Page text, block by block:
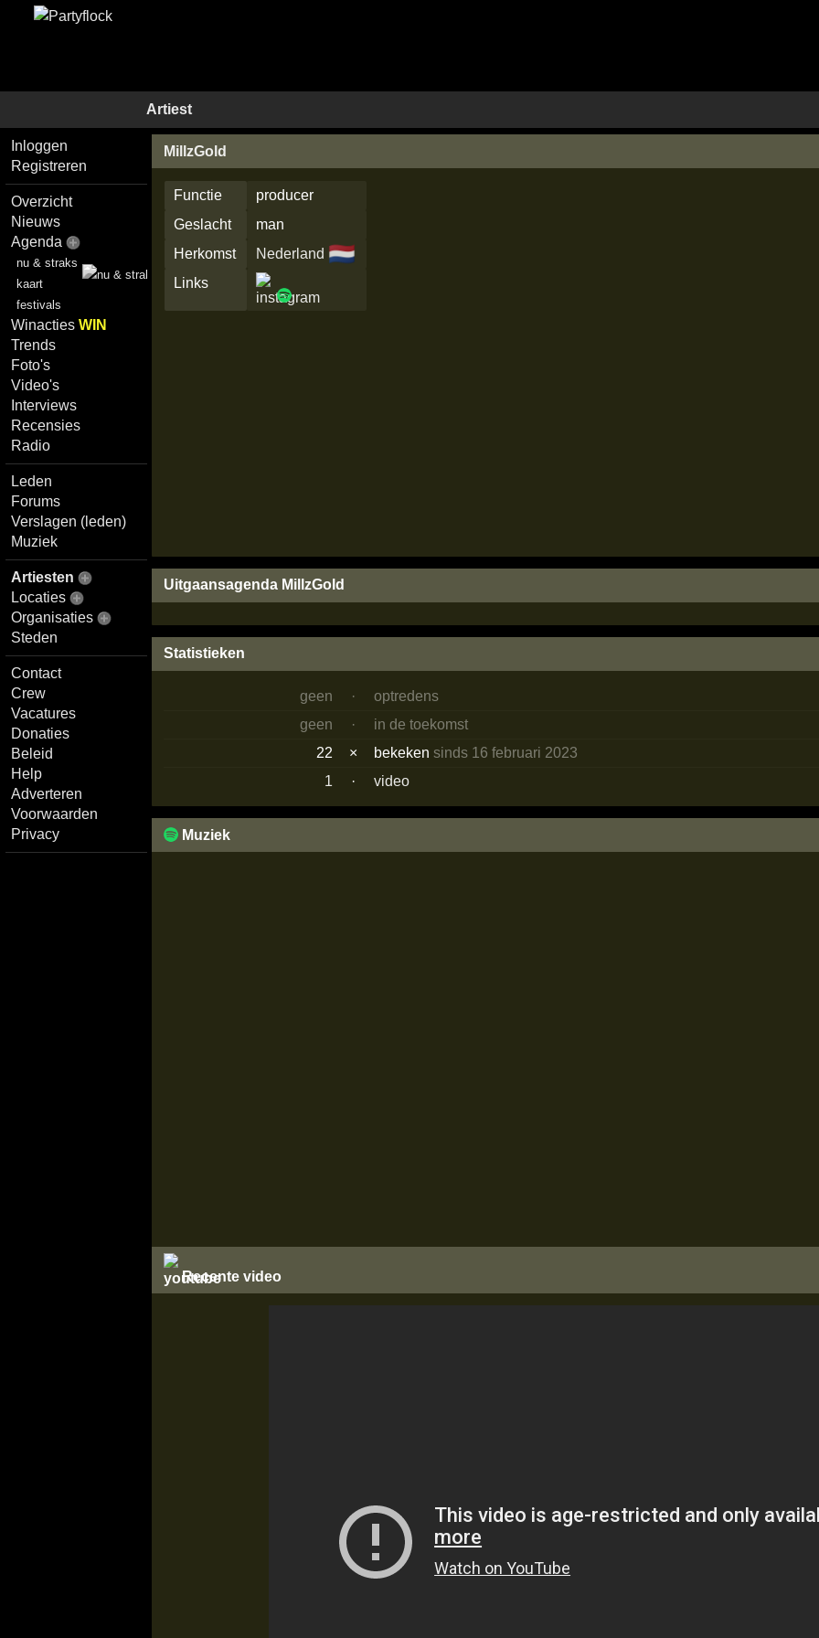
Artiest
Inloggen
Registreren
Overzicht
Nieuws
Agenda
nu & straks
kaart
festivals
WinactiesWIN
Trends
Foto's
Video's
Interviews
Recensies
Radio
Leden
Forums
Verslagen (leden)
Muziek
Artiesten
Locaties
Organisaties
Steden
Contact
Crew
Vacatures
Donaties
Beleid
Help
Adverteren
Voorwaarden
Privacy
MillzGold
Functie
producer
Geslacht
man
Herkomst
Nederland 🇳🇱
Links
Uitgaansagenda MillzGold
Statistieken
geen ·
optredens
geen
·
in de toekomst
22
× bekekensinds 16 februari 2023
1
· video
Muziek
Recente video